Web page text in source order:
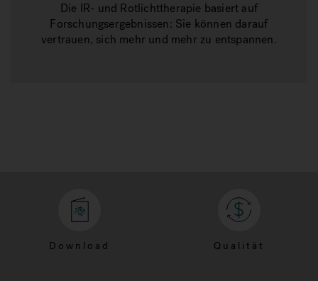
Die IR- und Rotlichttherapie basiert auf
Forschungsergebnissen: Sie können darauf
vertrauen, sich mehr und mehr zu entspannen.
Download Qualität